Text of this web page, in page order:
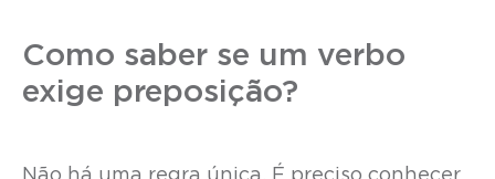
Como saber se um verbo
exige preposição?